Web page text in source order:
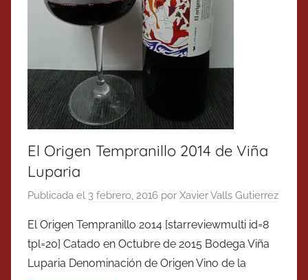
El Origen Tempranillo 2014 de Viña
Luparia
Publicada el 3 febrero, 2016 por Xavier Valls Gutierrez
El Origen Tempranillo 2014 [starreviewmulti id=8
tpl=20] Catado en Octubre de 2015 Bodega Viña
Luparia Denominación de Origen Vino de la